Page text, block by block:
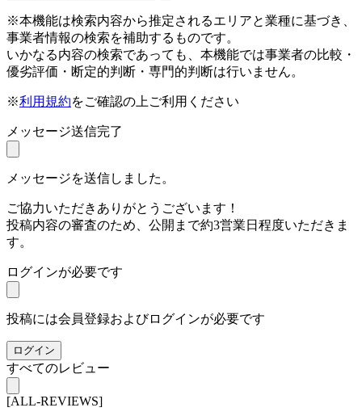
※本機能は検索内容から推定されるエリアと業種に基づき、
事業者情報の検索を補助するものです。
いかなる内容の検索であっても、本機能では事業者の比較・
優劣評価・断定的判断・専門的判断は行いません。
※利用規約をご確認の上ご利用ください
メッセージ送信完了
メッセージを送信しました。
ご協力いただきありがとうございます！
投稿内容の審査のため、公開まで約3営業日程度いただきま
す。
ログインが必要です
投稿には会員登録およびログインが必要です
ログイン
すべてのレビュー
[ALL-REVIEWS]